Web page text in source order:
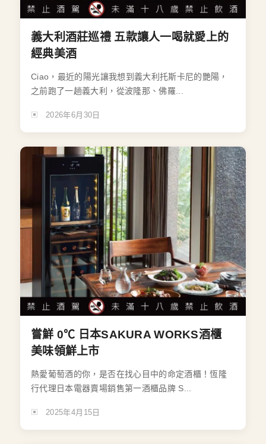
義大利酒莊巡禮 五款讓人一喝就愛上的
經典美酒
Ciao，最近的陽光讓我想到義大利托斯卡尼的艷陽，
之前跑了一趟義大利，從波隆那、佛羅...
2026年6月30日
嘗鮮 0℃ 日本SAKURA WORKS酒櫃
美味領鮮上市
熱愛葡萄酒的你，是否在找心目中的命定酒櫃！恆隆
行代理日本電器賣場銷售第一酒櫃品牌 S...
2025年4月15日